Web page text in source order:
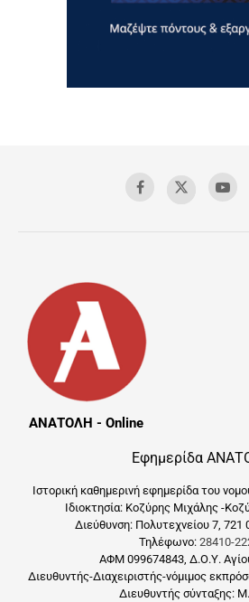
ΑΝΑΤΟΛΗ - Online
Εφημερίδα
Ιστορική καθημερινή εφημερίδα του
Ιδιοκτησία: Κοζύρης Μιχάλης -
Διεύθυνση: Πολυτεχνείου 7, 721
Τηλέφωνο: 28410-
ΑΦΜ 099674843, Δ.Ο.Υ.
Διευθυντής-Διαχειριστής-νόμιμος
Διευθυντής σύνταξης: